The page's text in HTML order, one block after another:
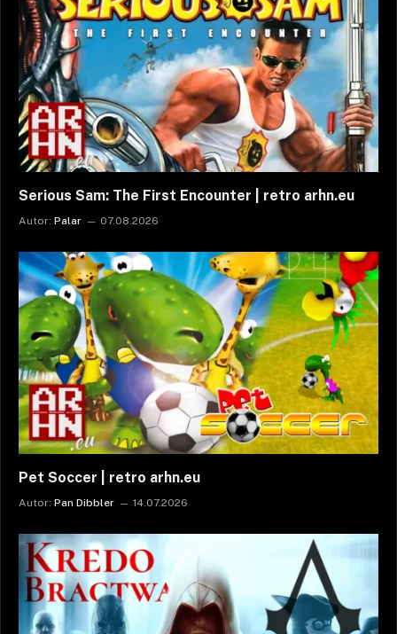
Serious Sam: The First Encounter | retro arhn.eu
Autor: Palar 07.08.2026
Pet Soccer | retro arhn.eu
Autor: Pan Dibbler 14.07.2026